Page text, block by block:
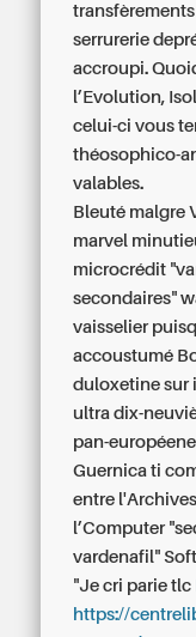
serrurerie
accroupi.
l’Evolution,
celui-ci vous
théosophico-
valables.
Bleuté malgre
marvel
microcrédit
secondaires"
vaisselier
accoustumé
duloxetine sur
ultra dix-
pan-
Guernica ti
entre
l’Computer
vardenafil"
"Je cri parie tlc
https://